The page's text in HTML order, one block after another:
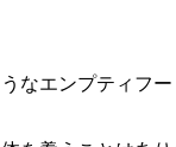
なエンプティフ